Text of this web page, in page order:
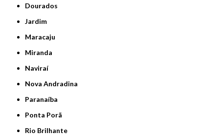
Dourados
Jardim
Maracaju
Miranda
Naviraí
Nova Andradina
Paranaíba
Ponta Porã
Rio Brilhante